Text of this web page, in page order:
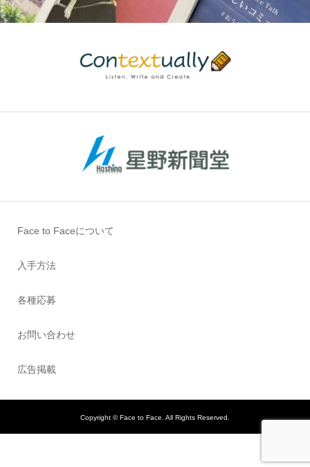
Face to Faceについて
入手方法
各種応募
お問い合わせ
広告掲載
Copyright ©Face to Face. All Rights Reserved.